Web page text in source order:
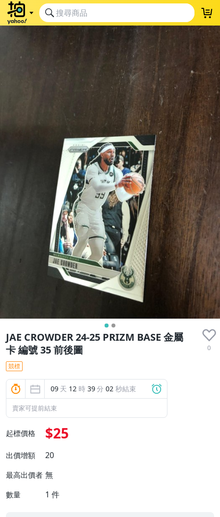
JAE CROWDER 24-25 PRIZM BASE 金屬
卡 編號 35 前後圖
0
競標
09 天 12 時 39分 01 秒結束
賣家可提前結束
起標價格 $25
出價增額 20
最高出價者 無
數量 1 件